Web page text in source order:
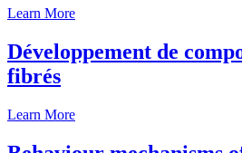
Learn More
Développement de
fibrés
Learn More